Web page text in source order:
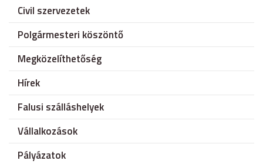
Civil szervezetek
Polgármesteri köszöntő
Megközelíthetőség
Hírek
Falusi szálláshelyek
Vállalkozások
Pályázatok